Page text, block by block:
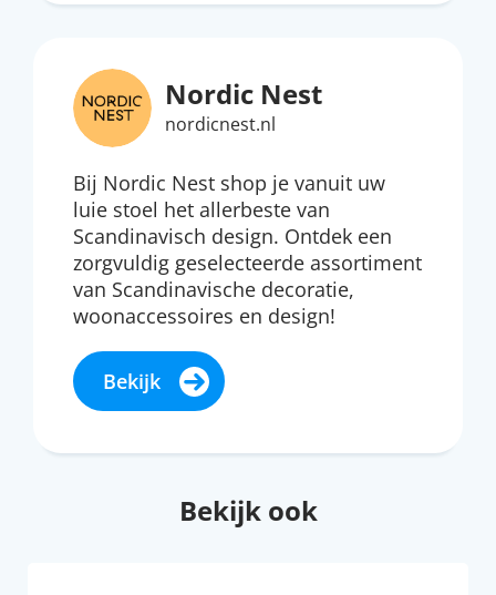
Nordic Nest
nordicnest.nl
Bij Nordic Nest shop je vanuit uw
luie stoel het allerbeste van
Scandinavisch design. Ontdek een
zorgvuldig geselecteerde assortiment
van Scandinavische decoratie,
woonaccessoires en design!
Bekijk
Bekijk ook